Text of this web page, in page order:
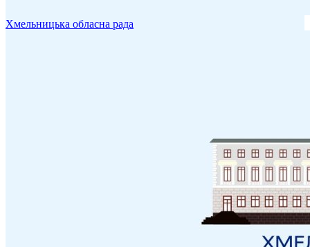
Хмельницька обласна рада